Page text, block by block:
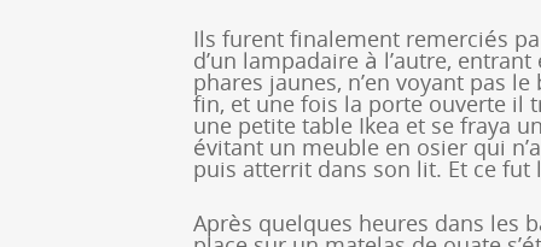
Ils furent finalement remerciés
d’un lampadaire à l’autre,
phares jaunes, n’en voyant pas
fin, et une fois la porte ouverte il
une petite table Ikea et se fraya
évitant un meuble en osier qui
puis atterrit dans son lit. Et ce fut
Après quelques heures dans les